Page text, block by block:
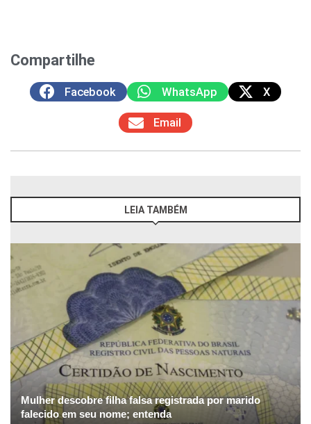
Compartilhe
Facebook WhatsApp X
Email
LEIA TAMBÉM
Mulher descobre filha falsa registrada por marido
falecido em seu nome; entenda